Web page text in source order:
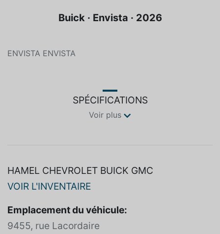
Buick · Envista · 2026
ENVISTA ENVISTA
SPÉCIFICATIONS
Voir plus
HAMEL CHEVROLET BUICK GMC
VOIR L'INVENTAIRE
Emplacement du véhicule:
9455, rue Lacordaire